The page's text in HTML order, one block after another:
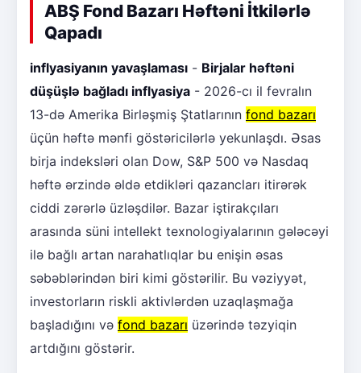
ABŞ Fond Bazarı Həftəni İtkilərlə
Qapadı
inflyasiyanın yavaşlaması - Birjalar həftəni
düşüşlə bağladı inflyasiya - 2026-cı il fevralın
13-də Amerika Birləşmiş Ştatlarının fond bazarı
üçün həftə mənfi göstəricilərlə yekunlaşdı. Əsas
birja indeksləri olan Dow, S&P 500 və Nasdaq
həftə ərzində əldə etdikləri qazancları itirərək
ciddi zərərlə üzləşdilər. Bazar iştirakçıları
arasında süni intellekt texnologiyalarının gələcəyi
ilə bağlı artan narahatlıqlar bu enişin əsas
səbəblərindən biri kimi göstərilir. Bu vəziyyət,
investorların riskli aktivlərdən uzaqlaşmağa
başladığını və fond bazarı üzərində təzyiqin
artdığını göstərir.